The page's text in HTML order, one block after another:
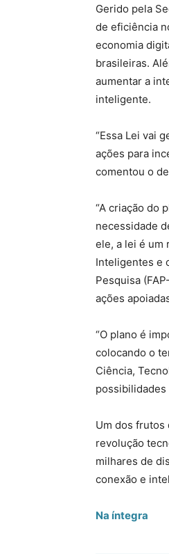
Gerido pela
de eficiência
economia
brasileiras.
aumentar a
inteligente.
“Essa Lei vai
ações para
comentou o
“A criação do
necessidade
ele, a lei é um
Inteligentes e
Pesquisa
ações
“O plano é
colocando o
Ciência,
possibilidades
Um dos frutos
revolução
milhares de
conexão e
Na íntegra